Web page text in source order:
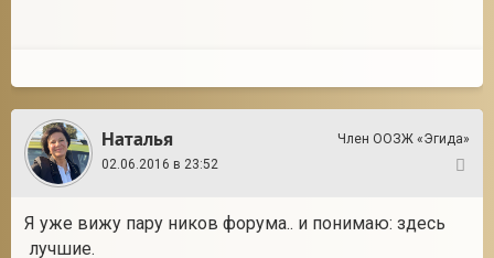
Наталья
Член ООЗЖ «Эгида»
02.06.2016 в 23:52
Я уже вижу пару ников форума.. и понимаю: здесь
лучшие.